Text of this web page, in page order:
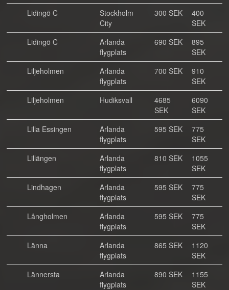
Lidingö C
Stockholm
City
300 SEK
400
SEK
Lidingö C
Arlanda
flygplats
690 SEK
895
SEK
Liljeholmen
Arlanda
flygplats
700 SEK
910
SEK
Liljeholmen
Hudiksvall
4685
SEK
6090
SEK
Lilla Essingen
Arlanda
flygplats
595 SEK
775
SEK
Lillängen
Arlanda
flygplats
810 SEK
1055
SEK
Lindhagen
Arlanda
flygplats
595 SEK
775
SEK
Långholmen
Arlanda
flygplats
595 SEK
775
SEK
Länna
Arlanda
flygplats
865 SEK
1120
SEK
Lännersta
Arlanda
flygplats
890 SEK
1155
SEK